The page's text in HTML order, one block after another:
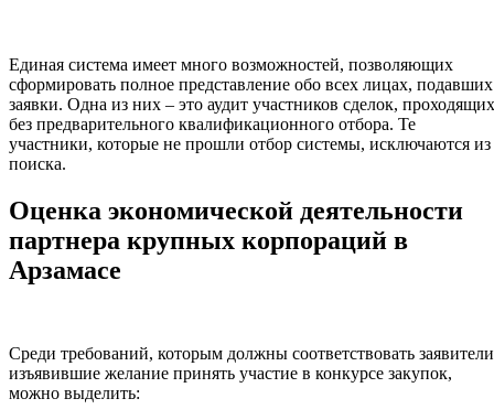
Единая система имеет много возможностей, позволяющих
сформировать полное представление обо всех лицах, подавших
заявки. Одна из них – это аудит участников сделок, проходящих
без предварительного квалификационного отбора. Те
участники, которые не прошли отбор системы, исключаются из
поиска.
Оценка экономической деятельности
партнера крупных корпораций в
Арзамасе
Среди требований, которым должны соответствовать
изъявившие желание принять участие в конкурсе закупок,
можно выделить: